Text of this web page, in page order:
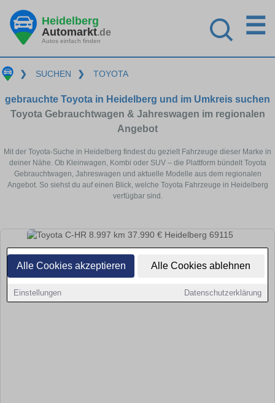
Alle Cookies akzeptieren Alle Cookies ablehnen
Einstellungen Datenschutzerklärung
Heidelberg
Automarkt.de
Autos einfach finden
☰
❯ SUCHEN ❯ TOYOTA
gebrauchte Toyota in Heidelberg und im Umkreis suchen
Toyota Gebrauchtwagen & Jahreswagen im regionalen
Angebot
Mit der Toyota-Suche in Heidelberg findest du gezielt Fahrzeuge dieser Marke in
deiner Nähe. Ob Kleinwagen, Kombi oder SUV – die Plattform bündelt Toyota
Gebrauchtwagen, Jahreswagen und aktuelle Modelle aus dem regionalen
Angebot. So siehst du auf einen Blick, welche Toyota Fahrzeuge in Heidelberg
verfügbar sind.